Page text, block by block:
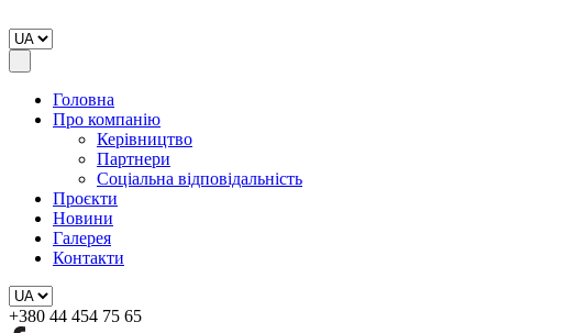
Головна
Про компанію
Керівництво
Партнери
Соціальна відповідальність
Проєкти
Новини
Галерея
Контакти
+380 44 454 75 65